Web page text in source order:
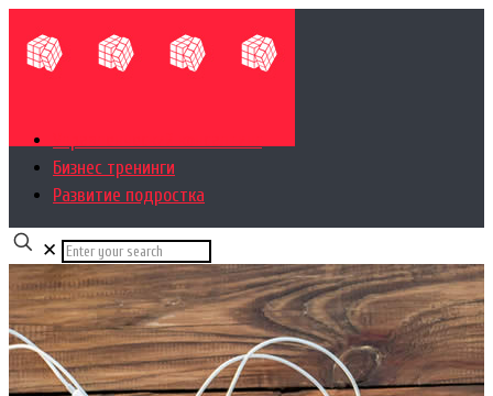
Бизнес тренинги
Развитие подростка
✕